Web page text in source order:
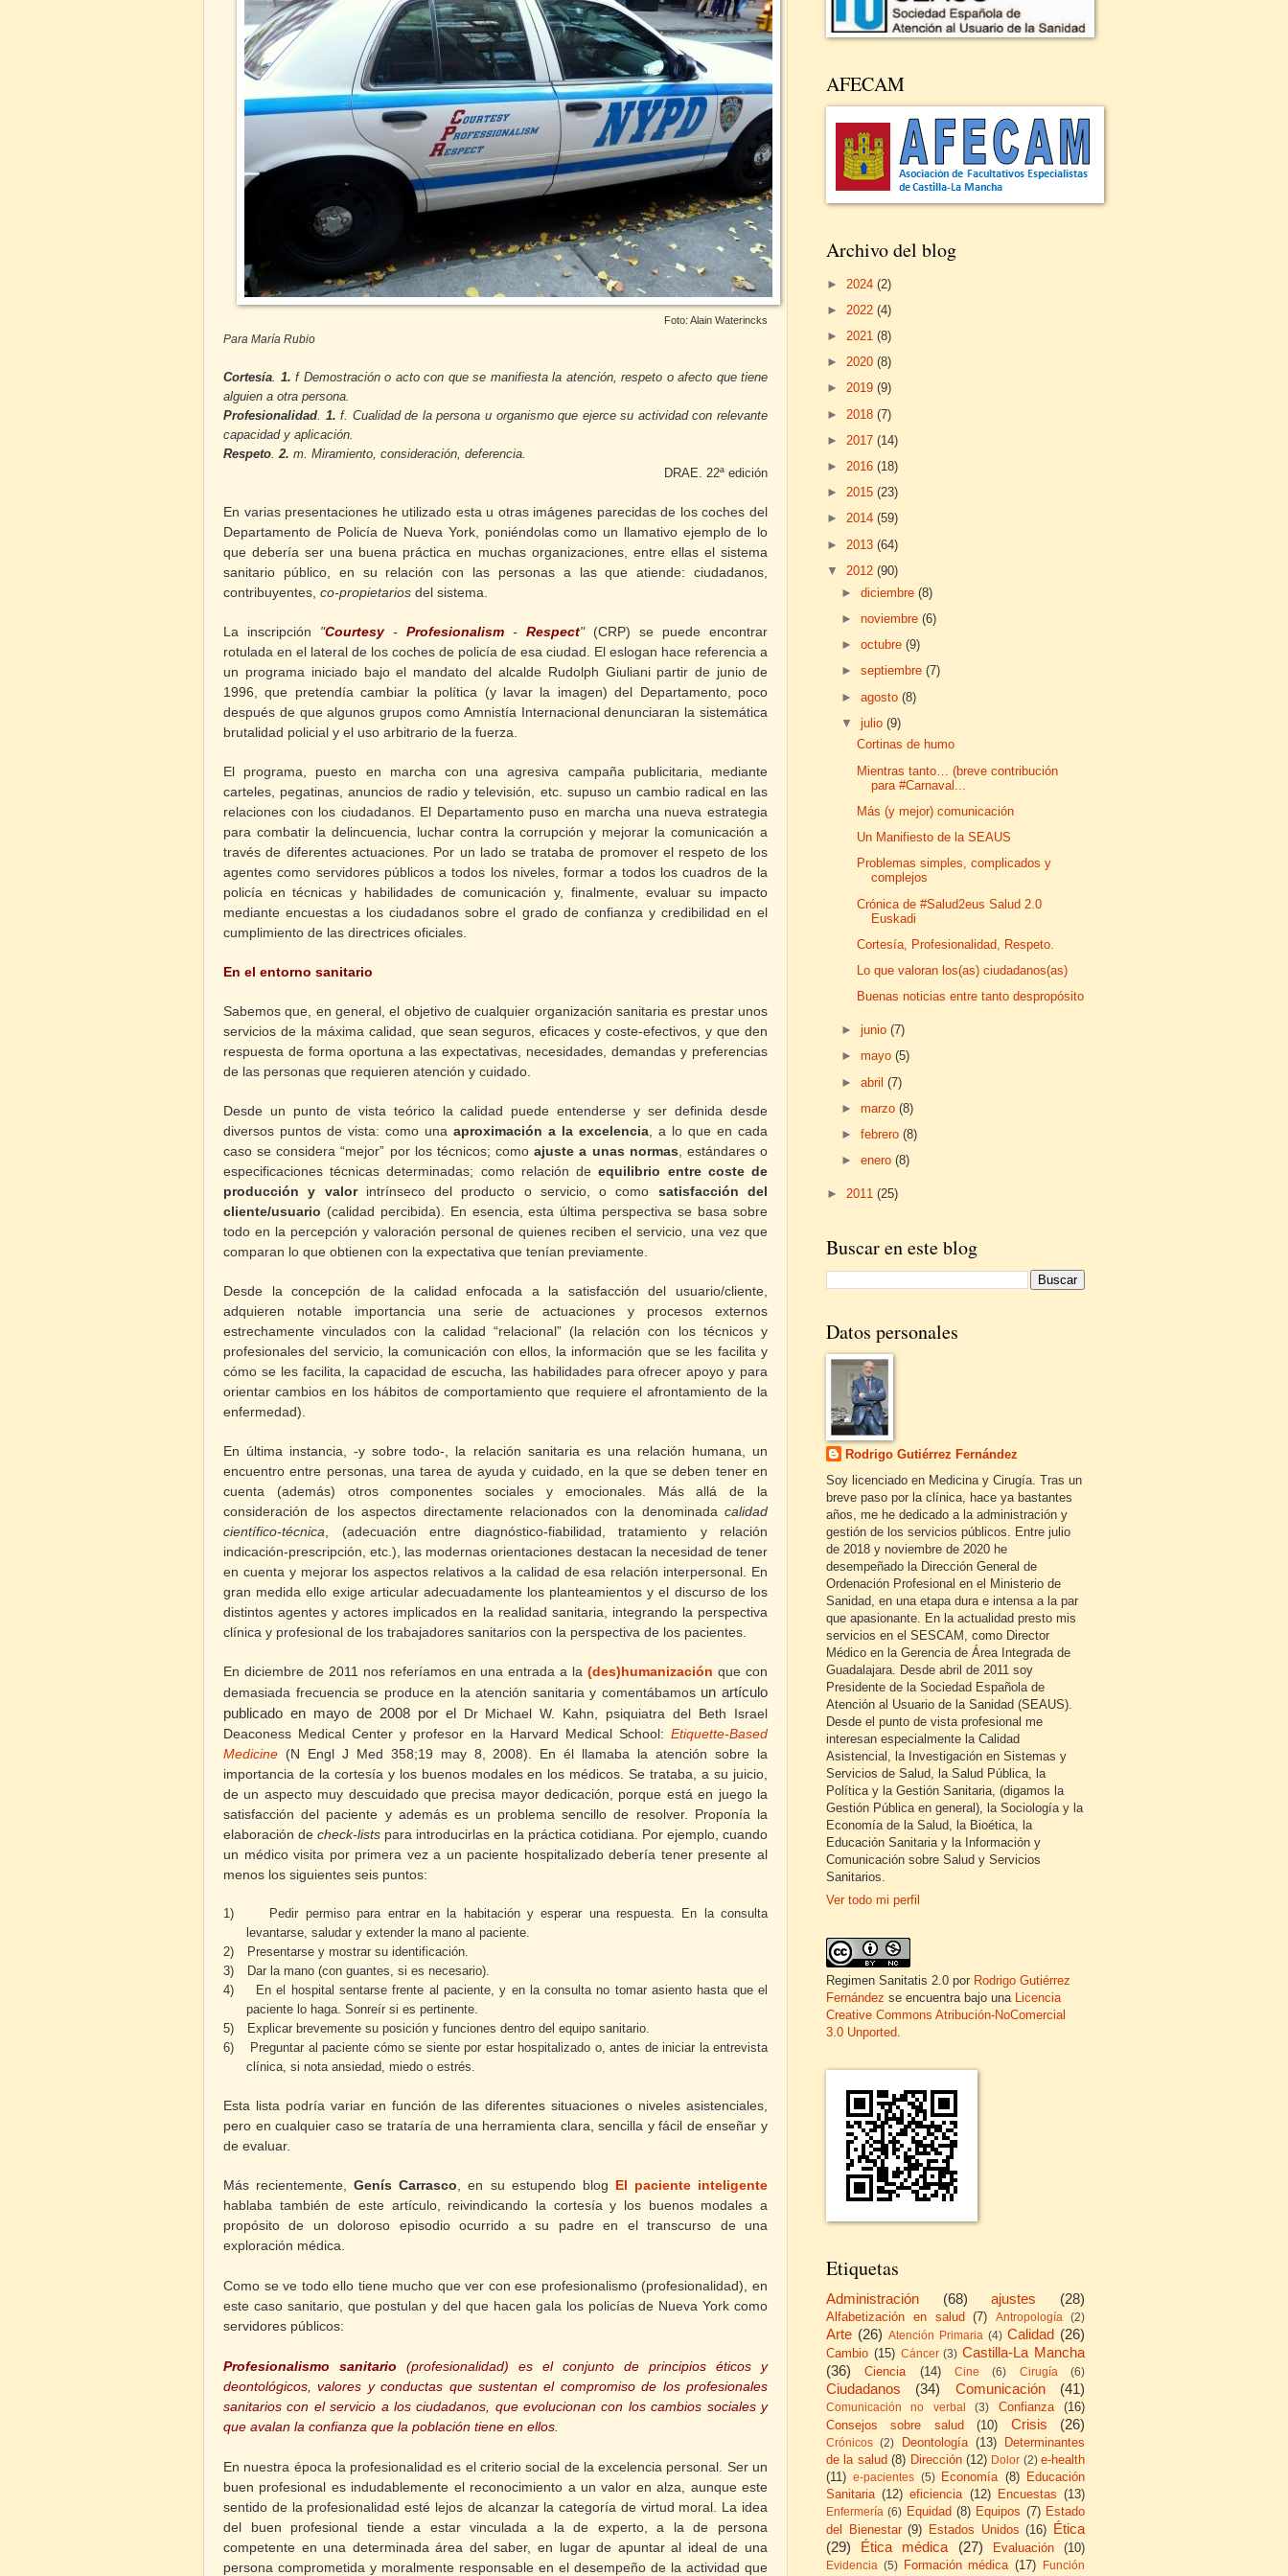
Foto: Alain Waterincks
Para María Rubio
Cortesía 1. fDemostración o acto con que se manifiesta la atención, respeto o afecto que tiene
alguien a otra persona.
Profesionalidad 1. f. Cualidad de la persona u organismo que ejerce su actividad con relevante
capacidad y aplicación.
Respeto 2. m . Miramiento, consideración, deferencia.
DRAE. 22ª edición
En varias presentaciones he utilizado esta u otras imágenes parecidas de los coches del
Departamento de Policía de Nueva York, poniéndolas como un llamativo ejemplo de lo
que debería ser una buena práctica en muchas organizaciones, entre ellas el sistema
sanitario público, en su relación con las personas a las que atiende: ciudadanos,
contribuyentes, co-propietarios del sistema.
La inscripción "Courtesy - Profesionalism - Respect"(CRP) se puede encontrar
rotulada en el lateral de los coches de policía de esa ciudad. El eslogan hace referencia a
un programa iniciado bajo el mandato del alcalde Rudolph Giuliani partir de junio de
1996, que pretendía cambiar la política (y lavar la imagen) del Departamento, poco
después de que algunos grupos como Amnistía Internacional denunciaran la sistemática
brutalidad policial y el uso arbitrario de la fuerza.
El programa, puesto en marcha con una agresiva campaña publicitaria, mediante
carteles, pegatinas, anuncios de radio y televisión, etc. supuso un cambio radical en las
relaciones con los ciudadanos. El Departamento puso en marcha una nueva estrategia
para combatir la delincuencia, luchar contra la corrupción y mejorar la comunicación a
través de diferentes actuaciones. Por un lado se trataba de promover el respeto de los
agentes como servidores públicos a todos los niveles, formar a todos los cuadros de la
policía en técnicas y habilidades de comunicación y, finalmente, evaluar su impacto
mediante encuestas a los ciudadanos sobre el grado de confianza y credibilidad en el
cumplimiento de las directrices oficiales.
En el entorno sanitario
Sabemos que, en general, el objetivo de cualquier organización sanitaria es prestar unos
servicios de la máxima calidad, que sean seguros, eficaces y coste-efectivos, y que den
respuesta de forma oportuna a las expectativas, necesidades, demandas y preferencias
de las personas que requieren atención y cuidado.
Desde un punto de vista teórico la calidad puede entenderse y ser definida desde
diversos puntos de vista: como una aproximación a la excelencia , a lo que en cada
caso se considera “mejor” por los técnicos; comoajuste a unas normas , estándares o
especificaciones técnicas determinadas; como relación deequilibrio entre coste de
producción y valorintrínseco del producto o servicio, o como satisfacción del
cliente/usuario (calidad percibida). En esencia, esta última perspectiva se basa sobre
todo en la percepción y valoración personal de quienes reciben el servicio, una vez que
comparan lo que obtienen con la expectativa que tenían previamente.
Desde la concepción de la calidad enfocada a la satisfacción del usuario/cliente,
adquieren notable importancia una serie de actuaciones y procesos externos
estrechamente vinculados con la calidad “relacional” (la relación con los técnicos y
profesionales del servicio, la comunicación con ellos, la información que se les facilita y
cómo se les facilita, la capacidad de escucha, las habilidades para ofrecer apoyo y para
orientar cambios en los hábitos de comportamiento que requiere el afrontamiento de la
enfermedad).
En última instancia, -y sobre todo-, la relación sanitaria es una relación humana, un
encuentro entre personas, una tarea de ayuda y cuidado, en la que se deben tener en
cuenta (además) otros componentes sociales y emocionales. Más allá de la
consideración de los aspectos directamente relacionados con la denominada calidad
científico-técnica , (adecuación entre diagnóstico-fiabilidad, tratamiento y relación
indicación-prescripción, etc.), las modernas orientaciones destacan la necesidad de tener
en cuenta y mejorar los aspectos relativos a la calidad de esa relación interpersonal. En
gran medida ello exige articular adecuadamente los planteamientos y el discurso de los
distintos agentes y actores implicados en la realidad sanitaria, integrando la perspectiva
clínica y profesional de los trabajadores sanitarios con la perspectiva de los pacientes.
En diciembre de 2011 nos referíamos en una entrada a la(des)humanización que con
demasiada frecuencia se produce en la atención sanitariay comentábamosun artículo
publicado en mayo de 2008 por el
Dr Michael W. Kahn, psiquiatra del Beth Israel
Deaconess Medical Center y profesor en la Harvard Medical School: Etiquette-Based
Medicine (N Engl J Med 358;19 may 8, 2008). En él llamaba la atención sobre la
importancia de la cortesía y los buenos modales en los médicos. Se trataba, a su juicio,
de un aspecto muy descuidado que precisa mayor dedicación, porque está en juego la
satisfacción del paciente y además es un problema sencillo de resolver. Proponía la
elaboración decheck-lists para introducirlas en la práctica cotidiana. Por ejemplo, cuando
un médico visita por primera vez a un paciente hospitalizado debería tener presente al
menos los siguientes seis puntos:
1)
Pedir permiso para entrar en la habitación y esperar una respuesta. En la consulta
levantarse, saludar y extender la mano al paciente.
2)
Presentarse y mostrar su identificación.
3)
Dar la mano (con guantes, si es necesario).
4)
En el hospital sentarse frente al paciente, y en la consulta no tomar asiento hasta que el
paciente lo haga. Sonreír si es pertinente.
5)
Explicar brevemente su posición y funciones dentro del equipo sanitario.
6)
Preguntar al paciente cómo se siente por estar hospitalizado o, antes de iniciar la entrevista
clínica, si nota ansiedad, miedo o estrés.
Esta lista podría variar en función de las diferentes situaciones o niveles asistenciales,
pero en cualquier caso se trataría de una herramienta clara, sencilla y fácil de enseñar y
de evaluar.
Más recientemente,Genís Carrasco , en su estupendo blog El paciente inteligente
hablaba también de este artículo, reivindicando la cortesía y los buenos modales a
propósito de un doloroso episodio ocurrido a su padre en el transcurso de una
exploración médica.
Como se ve todo ello tiene mucho que ver con ese profesionalismo (profesionalidad), en
este caso sanitario, que postulan y del que hacen gala los policías de Nueva York como
servidores públicos:
Profesionalismo sanitario (profesionalidad) es el conjunto de principios éticos y
deontológicos, valores y conductas que sustentan el compromiso de los profesionales
sanitarios con el servicio a los ciudadanos, que evolucionan con los cambios sociales y
que avalan la confianza que la población tiene en ellos.
En nuestra época la profesionalidad es el criterio social de la excelencia personal. Ser un
buen profesional es indudablemente el reconocimiento a un valor en alza, aunque este
sentido de la profesionalidad esté lejos de alcanzar la categoría de virtud moral. La idea
del buen profesional tiende a estar vinculada a la de experto, a la de persona
competente en una determinada área del saber, en lugar de apuntar al ideal de una
persona comprometida y moralmente responsable en el desempeño de la actividad que
AFECAM
Archivo del blog
► 2024 (2)
► 2022 (4)
► 2021 (8)
► 2020 (8)
► 2019 (9)
► 2018 (7)
► 2017 (14)
► 2016 (18)
► 2015 (23)
► 2014 (59)
► 2013 (64)
▼ 2012 (90)
►diciembre(8)
►noviembre(6)
►octubre(9)
►septiembre(7)
►agosto(8)
▼julio(9)
Cortinas de humo
Mientras tanto… (breve contribución
para #Carnaval...
Más (y mejor) comunicación
Un Manifiesto de la SEAUS
Problemas simples, complicados y
complejos
Crónica de #Salud2eus Salud 2.0
Euskadi
Cortesía, Profesionalidad, Respeto.
Lo que valoran los(as) ciudadanos(as)
Buenas noticias entre tanto despropósito
►junio(7)
►mayo(5)
►abril(7)
►marzo(8)
►febrero(8)
►enero(8)
► 2011 (25)
Buscar en este blog
Datos personales
Rodrigo Gutiérrez Fernández
Soy licenciado en Medicina y Cirugía. Tras un
breve paso por la clínica, hace ya bastantes
años, me he dedicado a la administración y
gestión de los servicios públicos. Entre julio
de 2018 y noviembre de 2020 he
desempeñado la Dirección General de
Ordenación Profesional en el Ministerio de
Sanidad, en una etapa dura e intensa a la par
que apasionante. En la actualidad presto mis
servicios en el SESCAM, como Director
Médico en la Gerencia de Área Integrada de
Guadalajara. Desde abril de 2011 soy
Presidente de la Sociedad Española de
Atención al Usuario de la Sanidad (SEAUS).
Desde el punto de vista profesional me
interesan especialmente la Calidad
Asistencial, la Investigación en Sistemas y
Servicios de Salud, la Salud Pública, la
Política y la Gestión Sanitaria, (digamos la
Gestión Pública en general), la Sociología y la
Economía de la Salud, la Bioética, la
Educación Sanitaria y la Información y
Comunicación sobre Salud y Servicios
Sanitarios.
Ver todo mi perfil
Regimen Sanitatis 2.0 por Rodrigo Gutiérrez
Fernández se encuentra bajo una
Licencia
Creative Commons Atribución-NoComercial
3.0 Unported
Etiquetas
Administración (68) ajustes (28)
Alfabetización en salud (7) Antropología (2)
Arte (26) Atención Primaria (4) Calidad (26)
Cambio (15) Cáncer (3) Castilla-La Mancha
(36)
Ciencia (14) Cine (6) Cirugía (6)
Ciudadanos (34) Comunicación (41)
Comunicación no verbal (3) Confianza
(16)
Consejos sobre salud
(10) Crisis (26)
Crónicos (2) Deontología (13)
Determinantes
de la salud (8) Dirección (12) Dolor (2) e-health
(11)
e-pacientes (5) Economía (8)
Educación
Sanitaria (12) eficiencia (12) Encuestas (13)
Enfermería (6) Equidad (8) Equipos (7) Estado
del Bienestar (9) Estados Unidos (16) Ética
(29)
Ética médica (27) Evaluación (10)
Evidencia (5) Formación médica (17) Función